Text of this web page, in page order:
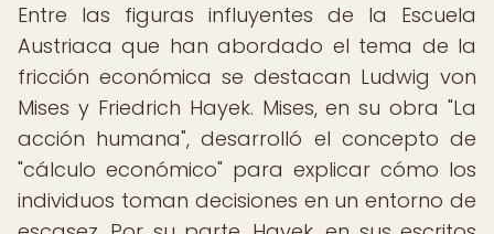
Entre las figuras influyentes de la Escuela
Austriaca que han abordado el tema de la
fricción económica se destacan Ludwig von
Mises y Friedrich Hayek. Mises, en su obra "La
acción humana", desarrolló el concepto de
"cálculo económico" para explicar cómo los
individuos toman decisiones en un entorno de